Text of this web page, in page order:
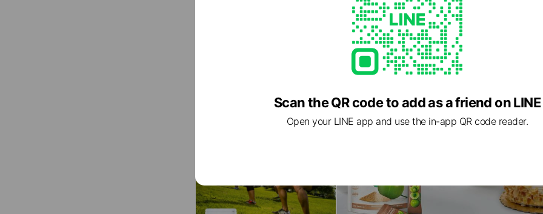
Scan the QR code to add as a friend on LINE
Open your LINE app and use the in-app QR code reader.